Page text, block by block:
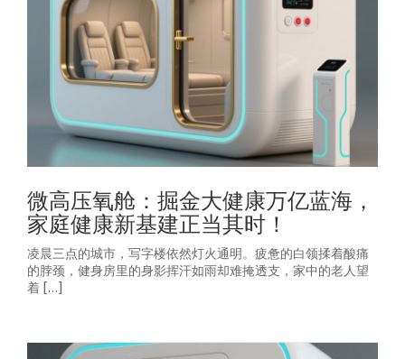
微高压氧舱：掘金大健康万亿蓝海，
家庭健康新基建正当其时！
凌晨三点的城市，写字楼依然灯火通明。疲惫的白领揉着酸痛
的脖颈，健身房里的身影挥汗如雨却难掩透支，家中的老人望
着 […]